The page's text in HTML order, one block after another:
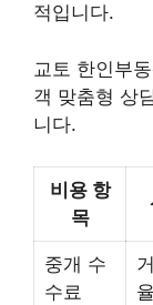
적입니다.
교토 한인부
객 맞춤형 상
니다.
비용 항
목
중개 수
수료
율